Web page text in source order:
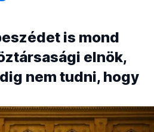
is mond
elnök,
nem tudni, hogy